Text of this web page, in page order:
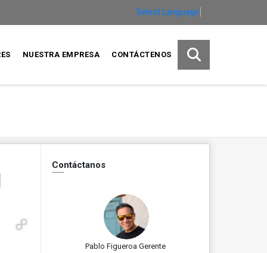
Select Language
NUESTRA EMPRESA CONTÁCTENOS
Contáctanos
Pablo Figueroa Gerente